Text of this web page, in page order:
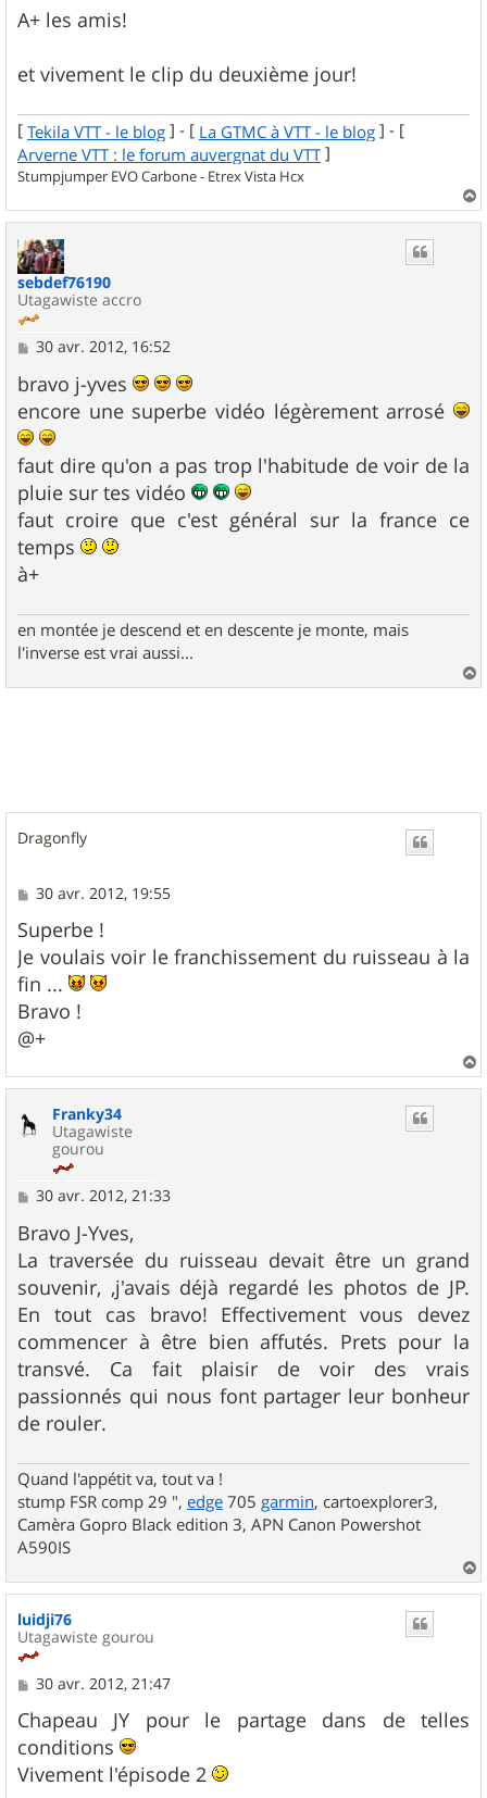
A+ les amis!
et vivement le clip du deuxième jour!
[ Tekila VTT - le blog ] - [ La GTMC à VTT - le blog ] - [
Arverne VTT : le forum auvergnat du VTT ]
Stumpjumper EVO Carbone - Etrex Vista Hcx
a
sebdef76190
Utagawiste accro
M
s
s
a
g
e
30 avr. 2012, 16:52
bravo j-yves
encore une superbe vidéo légèrement arrosé
faut dire qu'on a pas trop l'habitude de voir de la
pluie sur tes vidéo
faut croire que c'est général sur la france ce
temps
à+
en montée je descend et en descente je monte, mais
l'inverse est vrai aussi...
a
Dragonfly
M
s
s
a
g
e
30 avr. 2012, 19:55
Superbe !
Je voulais voir le franchissement du ruisseau à la
fin ...
Bravo !
@+
a
Franky34
Utagawiste
gourou
M
s
s
a
g
e
30 avr. 2012, 21:33
Bravo J-Yves,
La traversée du ruisseau devait être un grand
souvenir, ,j'avais déjà regardé les photos de JP.
En tout cas bravo! Effectivement vous devez
commencer à être bien affutés. Prets pour la
transvé. Ca fait plaisir de voir des vrais
passionnés qui nous font partager leur bonheur
de rouler.
Quand l'appétit va, tout va !
stump FSR comp 29 ", edge 705 garmin, cartoexplorer3,
Camèra Gopro Black edition 3, APN Canon Powershot
A590IS
a
luidji76
Utagawiste gourou
M
s
s
a
g
e
30 avr. 2012, 21:47
Chapeau JY pour le partage dans de telles
conditions
Vivement l'épisode 2